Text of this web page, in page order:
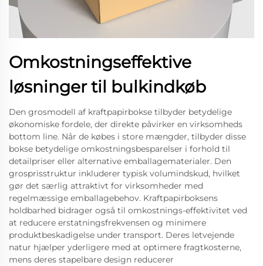
Omkostningseffektive
løsninger til bulkindkøb
Den grosmodell af kraftpapirbokse tilbyder betydelige
økonomiske fordele, der direkte påvirker en virksomheds
bottom line. Når de købes i store mængder, tilbyder disse
bokse betydelige omkostningsbesparelser i forhold til
detailpriser eller alternative emballagematerialer. Den
grosprisstruktur inkluderer typisk volumindskud, hvilket
gør det særlig attraktivt for virksomheder med
regelmæssige emballagebehov. Kraftpapirboksens
holdbarhed bidrager også til omkostnings-effektivitet ved
at reducere erstatningsfrekvensen og minimere
produktbeskadigelse under transport. Deres letvejende
natur hjælper yderligere med at optimere fragtkosterne,
mens deres stapelbare design reducerer